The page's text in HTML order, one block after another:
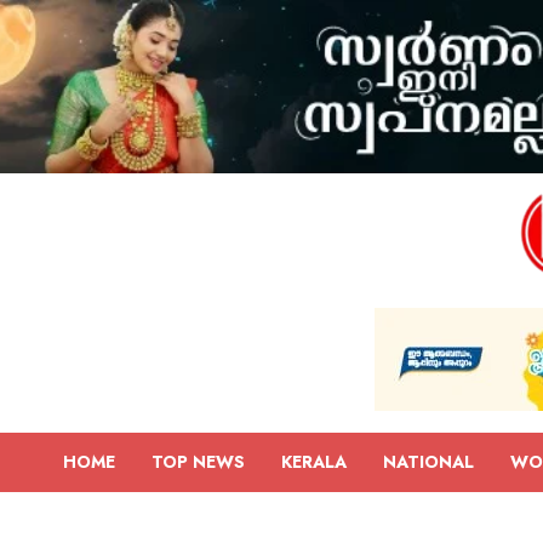
HOME TOP NEWS KERALA NATIONAL